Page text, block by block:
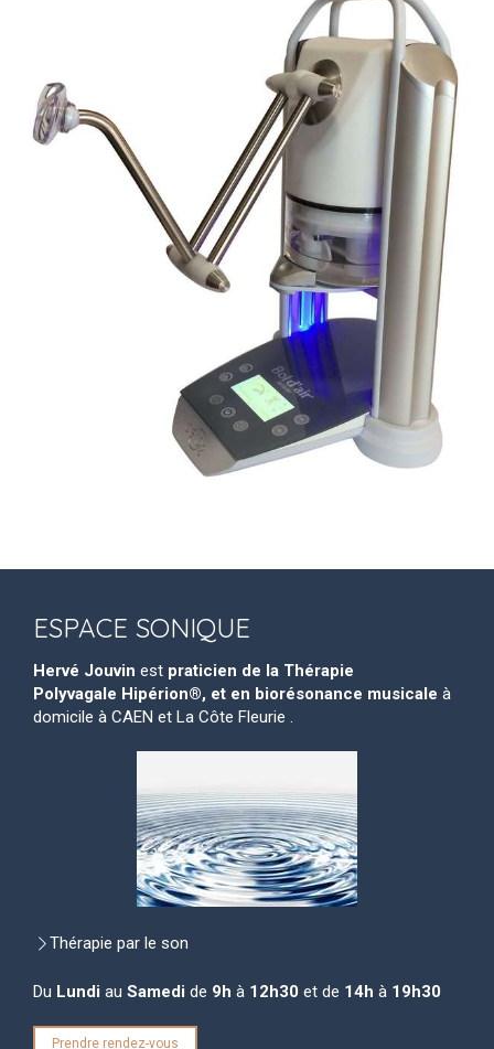
ESPACE SONIQUE
Hervé Jouvin est praticien de la Thérapie
Polyvagale Hipérion®, et en biorésonance musicale à
domicile à CAEN et La Côte Fleurie .
Thérapie par le son
Du Lundi au Samedi de 9h à 12h30 et de 14h à 19h30
Prendre rendez-vous